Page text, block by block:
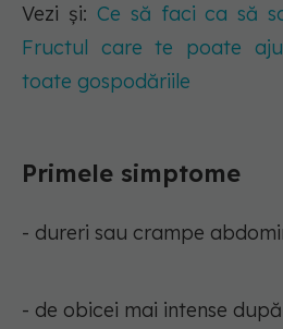
Vezi și: Ce să faci ca să
Fructul care te poate
toate gospodăriile
Primele simptome
- dureri sau crampe
- de obicei mai intense